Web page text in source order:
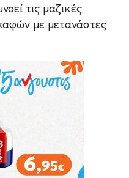
τις μαζικές
με μετανάστες